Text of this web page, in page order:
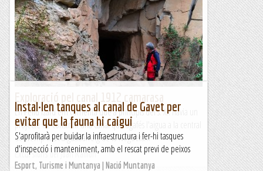
En Feliu Izard em comenta que a principis del s. XX havia un
projecte de construir una canal que agafés l'aigua a la central
de Tremp fins l'aiguabarreig de la Noguera...
Excursions del Joan Ramon
Instal·len tanques al canal de Gavet per
evitar que la fauna hi caigui
S'aprofitarà per buidar la infraestructura i fer-hi tasques
d'inspecció i manteniment, amb el rescat previ de peixos
Esport, Turisme i Muntanya | Nació Muntanya